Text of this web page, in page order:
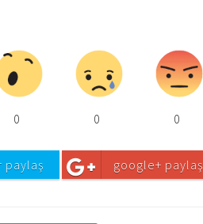
0 0 0
paylaş google+ paylaş